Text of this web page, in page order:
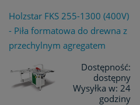
Holzstar FKS 255-1300 (400V)
- Piła formatowa do drewna z
przechylnym agregatem
Dostępność:
dostępny
Wysyłka w: 24
godziny